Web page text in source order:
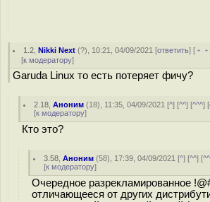
1.2 ,Nikki Next (?), 10:21, 04/09/2021 [ответить] [
[к модератору]
Garuda Linux то есть потеряет фичу?
2.18 ,Аноним (18), 11:35, 04/09/2021 [^] [^^] [^^^] [
[к модератору]
Кто это?
3.58 ,Аноним (58), 17:39, 04/09/2021 [^] [^^] [
[к модератору]
Очередное разрекламированное
отличающееся от других